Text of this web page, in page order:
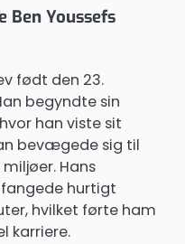
Ben Youssefs
født den 23.
begyndte sin
han viste sit
bevægede sig til
Hans
hurtigt
hvilket førte ham
karriere.